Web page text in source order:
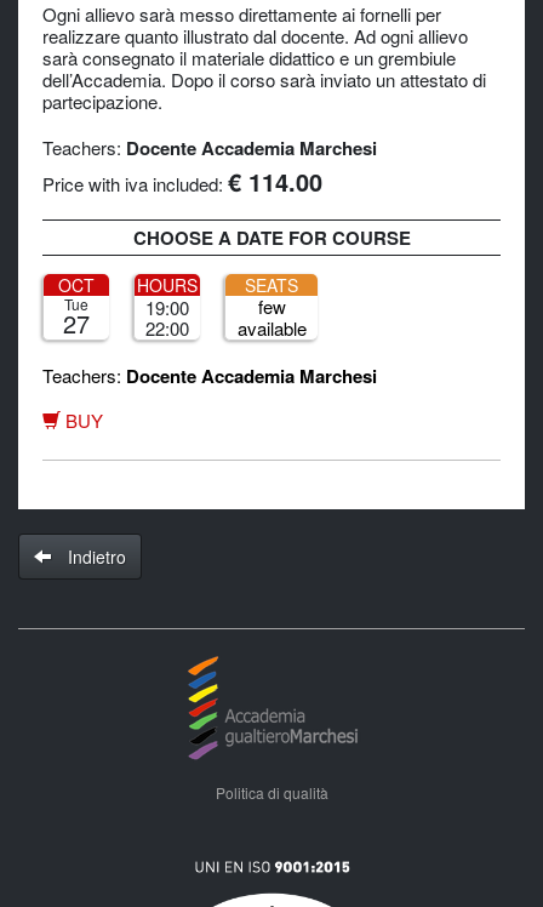
Ogni allievo sarà messo direttamente ai fornelli per
realizzare quanto illustrato dal docente. Ad ogni allievo
sarà consegnato il materiale didattico e un grembiule
dell’Accademia. Dopo il corso sarà inviato un attestato di
partecipazione.
Teachers: Docente Accademia Marchesi
Price with iva included: € 114.00
CHOOSE A DATE FOR COURSE
OCT
Tue
27
HOURS
19:00
22:00
SEATS
few
available
Teachers: Docente Accademia Marchesi
BUY
Indietro
Politica di qualità